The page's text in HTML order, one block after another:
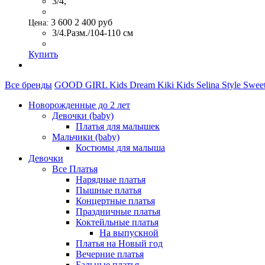
Цена: 3 600 2 400 руб
3/4.Разм./104-110 см
Купить
Все бренды GOOD GIRL Kids Dream Kiki Kids Selina Style
Новорожденные до 2 лет
Девочки (baby)
Платья для малышек
Мальчики (baby)
Костюмы для малыша
Девочки
Все Платья
Нарядные платья
Пышные платья
Концертные платья
Праздничные платья
Коктейльные платья
На выпускной
Платья на Новый год
Вечерние платья